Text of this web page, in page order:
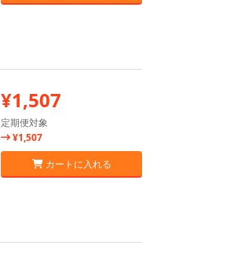
¥1,507
定期便対象
¥1,507
カートに入れる